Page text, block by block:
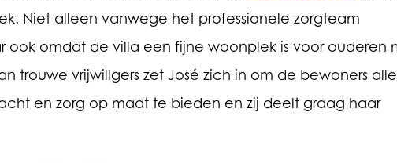
Niet alleen vanwege het professionele zorgteam
ook omdat de villa een fijne woonplek is voor ouderen
trouwe vrijwillgers zet José zich in om de bewoners
en zorg op maat te bieden en zij deelt graag haar